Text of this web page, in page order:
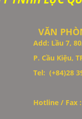
VĂN
Add: Lầu 7,
P. Cầu Kiệu,
Tel: (+84)28
Hotline / Fax :